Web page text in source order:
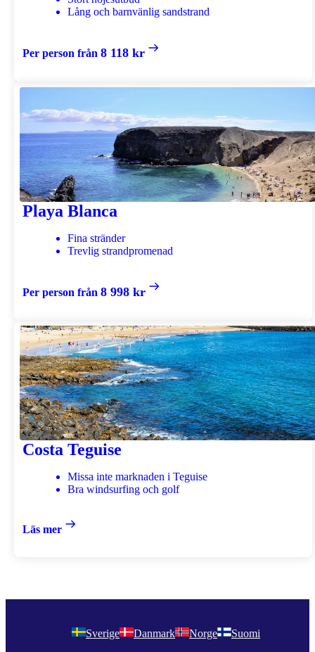
Lång och barnvänlig sandstrand
Per person från 8 118 kr
Playa Blanca
Fina stränder
Trevlig strandpromenad
Per person från 8 998 kr
Costa Teguise
Missa inte marknaden i Teguise
Bra windsurfing och golf
Läs mer
Sverige Danmark Norge Suomi